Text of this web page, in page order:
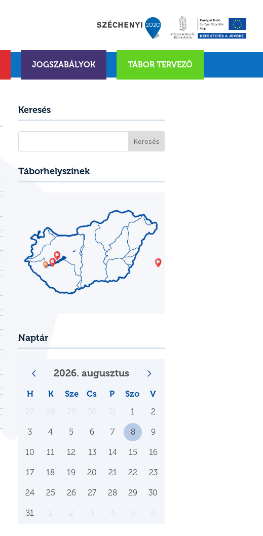
JOGSZABÁLYOK TÁBOR TERVEZŐ
Keresés
Táborhelyszínek
Naptár
2026. augusztus
H K Sze Cs P Szo V
1 2
3 4 5 6 7 8 9
10 11 12 13 14 15 16
17 18 19 20 21 22 23
24 25 26 27 28 29 30
31